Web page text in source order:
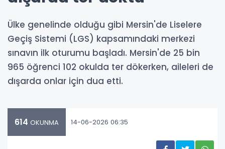
Ülke genelinde olduğu gibi Mersin'de Liselere
Geçiş Sistemi (LGS) kapsamındaki merkezi
sınavın ilk oturumu başladı. Mersin'de 25 bin
965 öğrenci 102 okulda ter dökerken, aileleri de
dışarda onlar için dua etti.
614 OKUNMA 14-06-2026 06:35